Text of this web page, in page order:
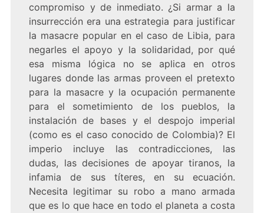
compromiso y de inmediato. ¿Si armar a la
insurrección era una estrategia para justificar
la masacre popular en el caso de Libia, para
negarles el apoyo y la solidaridad, por qué
esa misma lógica no se aplica en otros
lugares donde las armas proveen el pretexto
para la masacre y la ocupación permanente
para el sometimiento de los pueblos, la
instalación de bases y el despojo imperial
(como es el caso conocido de Colombia)? El
imperio incluye las contradicciones, las
dudas, las decisiones de apoyar tiranos, la
infamia de sus títeres, en su ecuación.
Necesita legitimar su robo a mano armada
que es lo que hace en todo el planeta a costa